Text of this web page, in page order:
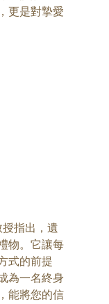
更是對摯愛
指出，遺
物。它讓每
式的前提
為一名終身
能將您的信